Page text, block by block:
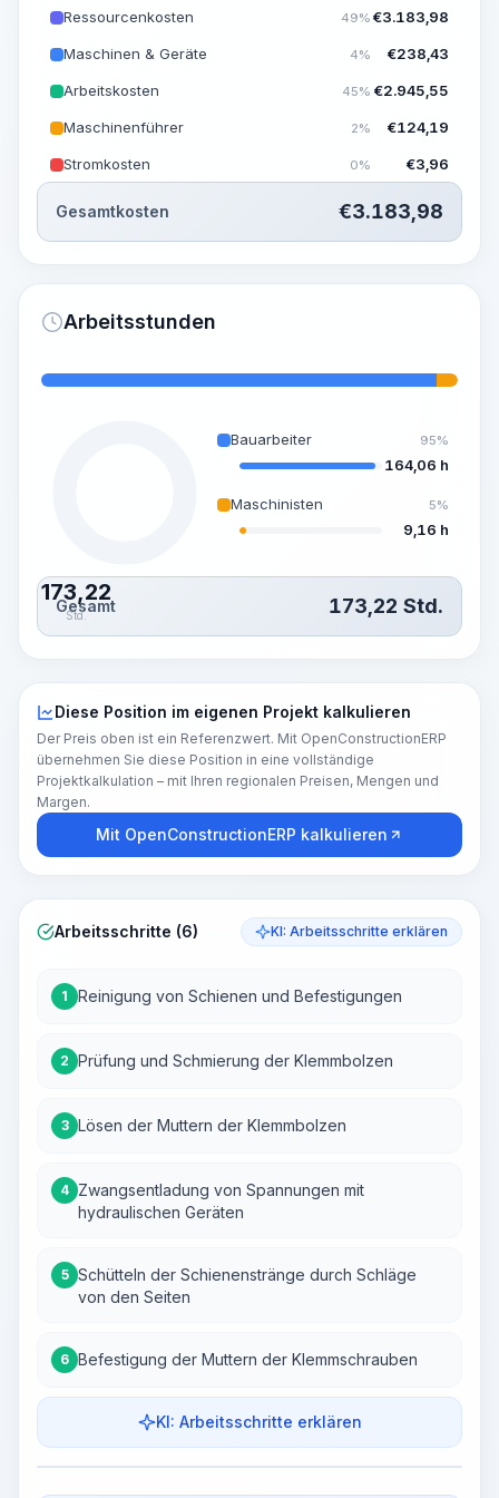
Ressourcenkosten 49% €3.183,98
Maschinen & Geräte 4% €238,43
Arbeitskosten 45% €2.945,55
Maschinenführer 2% €124,19
Stromkosten 0% €3,96
Gesamtkosten €3.183,98
Arbeitsstunden
173,22
Std.
Bauarbeiter 95%
164,06 h
Maschinisten 5%
9,16 h
Gesamt 173,22 Std.
Diese Position im eigenen Projekt kalkulieren
Der Preis oben ist ein Referenzwert. Mit OpenConstructionERP
übernehmen Sie diese Position in eine vollständige
Projektkalkulation – mit Ihren regionalen Preisen, Mengen und
Margen.
Mit OpenConstructionERP kalkulieren
Arbeitsschritte (6) KI: Arbeitsschritte erklären
1 Reinigung von Schienen und Befestigungen
2 Prüfung und Schmierung der Klemmbolzen
3 Lösen der Muttern der Klemmbolzen
4 Zwangsentladung von Spannungen mit
hydraulischen Geräten
5 Schütteln der Schienenstränge durch Schläge
von den Seiten
6 Befestigung der Muttern der Klemmschrauben
KI: Arbeitsschritte erklären
Arbeitsschritte